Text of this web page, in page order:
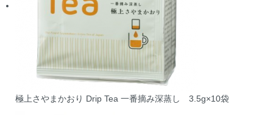
極上さやまかおり Drip Tea 一番摘み深蒸し 3.5g×10袋